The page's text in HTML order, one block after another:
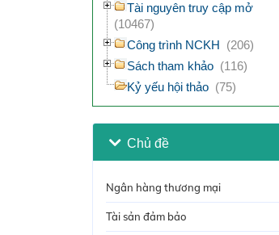
Tài nguyên truy cập mở
(10467)
Công trình NCKH (206)
Sách tham khảo (116)
Kỷ yếu hội thảo (75)
Chủ đề
Ngân hàng thương mại
Tài sản đảm bảo